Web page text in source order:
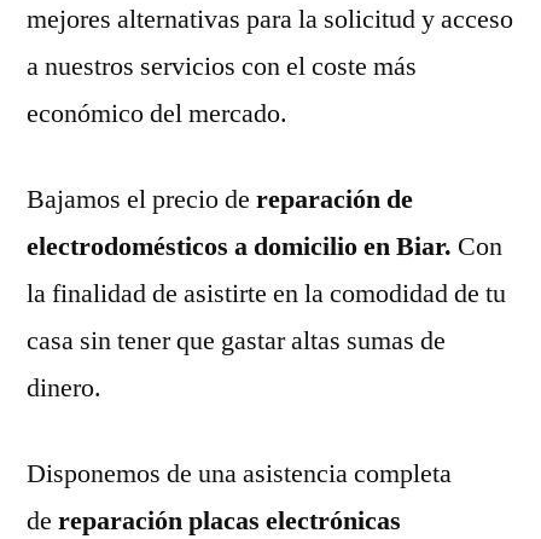
mejores alternativas para la solicitud y acceso
a nuestros servicios con el coste más
económico del mercado.
Bajamos el precio de reparación de
electrodomésticos a domicilio en Biar. Con
la finalidad de asistirte en la comodidad de tu
casa sin tener que gastar altas sumas de
dinero.
Disponemos de una asistencia completa
de reparación placas electrónicas